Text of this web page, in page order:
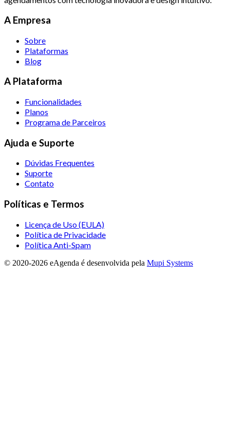
A Empresa
Sobre
Plataformas
Blog
A Plataforma
Funcionalidades
Planos
Programa de Parceiros
Ajuda e Suporte
Dúvidas Frequentes
Suporte
Contato
Políticas e Termos
Licença de Uso (EULA)
Política de Privacidade
Política Anti-Spam
© 2020-2026 eAgenda é desenvolvida pela Mupi Systems